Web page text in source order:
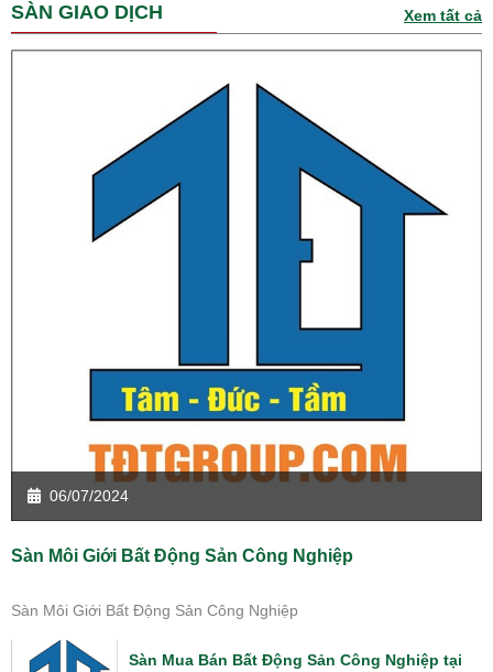
SÀN GIAO DỊCH Xem tất cả
06/07/2024
Sàn Môi Giới Bất Động Sản Công Nghiệp
Sàn Môi Giới Bất Động Sản Công Nghiệp
Sàn Mua Bán Bất Động Sản Công Nghiệp tại